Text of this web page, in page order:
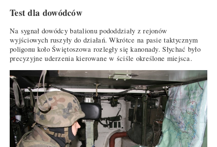
Test dla dowódców
Na sygnał dowódcy batalionu pododdziały z rejonów
wyjściowych ruszyły do działań. Wkrótce na pasie taktycznym
poligonu koło Świętoszowa rozległy się kanonady. Słychać było
precyzyjne uderzenia kierowane w ściśle określone miejsca.